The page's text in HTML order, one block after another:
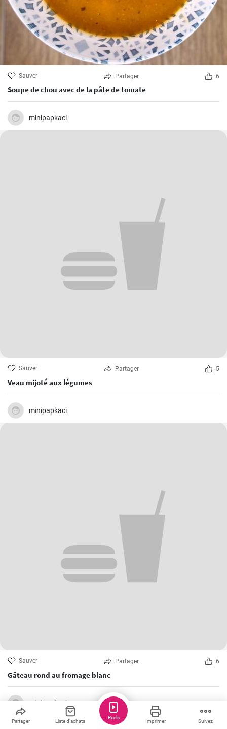
Sauver Partager 6
Soupe de chou avec de la pâte de tomate
minipapkaci
Sauver Partager 5
Veau mijoté aux légumes
minipapkaci
Sauver Partager 6
Gâteau rond au fromage blanc
minipapkaci
Partager Liste d'achats Imprimer Suivez
Reels